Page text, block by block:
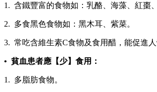
1. 含鐵豐富的食物如：乳酪、海藻、紅棗
2. 多食黑色食物如：黑木耳、紫菜。
3. 常吃含維生素C食物及食用醋，能促進人
• 貧血患者應【少】食用：
1. 多脂肪食物。